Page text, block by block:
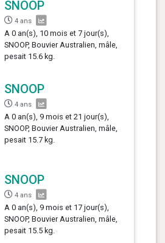
SNOOP
4 ans
A 0 an(s), 10 mois et 7 jour(s),
SNOOP, Bouvier Australien, mâle,
pesait 15.6 kg.
SNOOP
4 ans
A 0 an(s), 9 mois et 21 jour(s),
SNOOP, Bouvier Australien, mâle,
pesait 15.7 kg.
SNOOP
4 ans
A 0 an(s), 9 mois et 17 jour(s),
SNOOP, Bouvier Australien, mâle,
pesait 15.5 kg.